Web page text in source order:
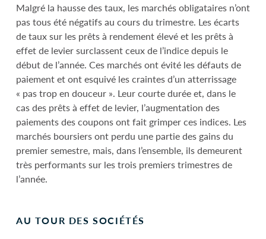
Malgré la hausse des taux, les marchés obligataires n’ont
pas tous été négatifs au cours du trimestre. Les écarts
de taux sur les prêts à rendement élevé et les prêts à
effet de levier surclassent ceux de l’indice depuis le
début de l’année. Ces marchés ont évité les défauts de
paiement et ont esquivé les craintes d’un atterrissage
« pas trop en douceur ». Leur courte durée et, dans le
cas des prêts à effet de levier, l’augmentation des
paiements des coupons ont fait grimper ces indices. Les
marchés boursiers ont perdu une partie des gains du
premier semestre, mais, dans l’ensemble, ils demeurent
très performants sur les trois premiers trimestres de
l’année.
AU TOUR DES SOCIÉTÉS